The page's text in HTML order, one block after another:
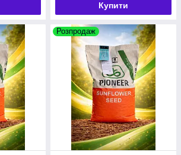
Купити
Розпродаж